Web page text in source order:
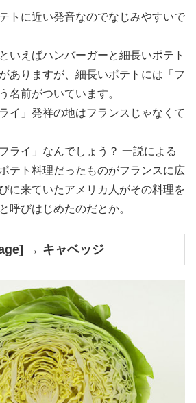
トに近い発音なのでなじみやすいで
いえばハンバーガーと細長いポテト
ありますが、細長いポテトには「フ
名前がついています。
イ」発祥の地はフランスじゃなくて
ライ」なんでしょう？ 一説による
テト料理だったものがフランスに広
に来ていたアメリカ人がその料理を
呼びはじめたのだとか。
→ キャベッジ